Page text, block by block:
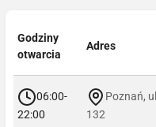
Godziny
otwarcia
Adres
06:00-
22:00
Poznań,
132